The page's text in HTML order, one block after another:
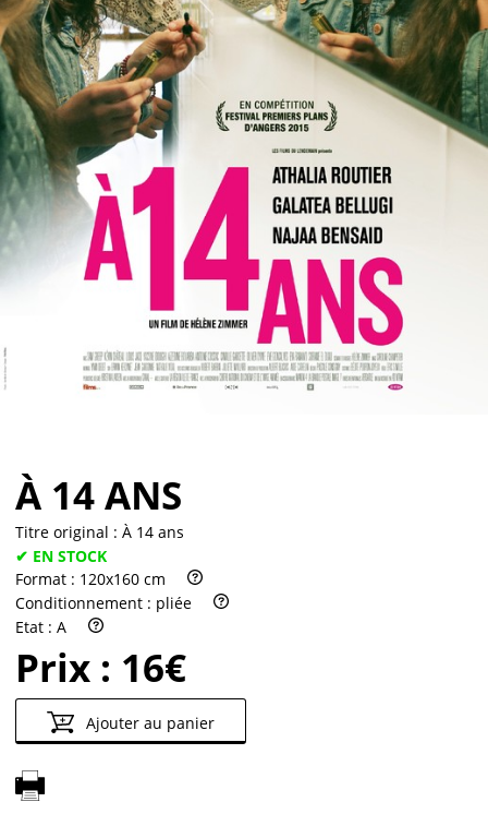
Vendre
À 14 ANS
Titre original : À 14 ans
✔ EN STOCK
Format : 120x160 cm
Conditionnement : pliée
Etat : A
Prix : 16€
Ajouter au panier